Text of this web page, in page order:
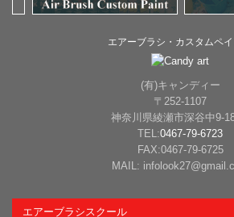
エアーブラシ・カスタムペイ
(有)キャンディー
〒252-1107
神奈川県綾瀬市深谷中9-
TEL:0467-79-6723
FAX:0467-79-6725
MAIL:
エアーブラシスクール